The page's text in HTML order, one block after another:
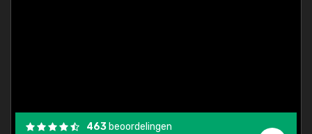
463 beoordelingen